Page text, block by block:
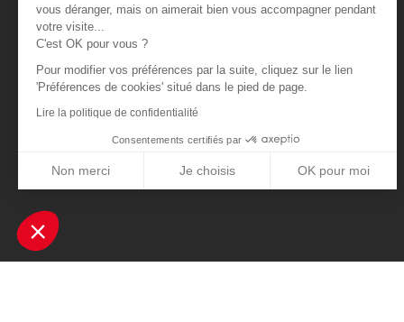
vous déranger, mais on aimerait bien vous accompagner pendant
votre visite...
C'est OK pour vous ?
Pour modifier vos préférences par la suite, cliquez sur le lien
'Préférences de cookies' situé dans le pied de page.
Lire la politique de confidentialité
Consentements certifiés par
Non merci Je choisis OK pour moi
Notre plateforme vous permet d'adapter et de gérer vos
Données personnelles